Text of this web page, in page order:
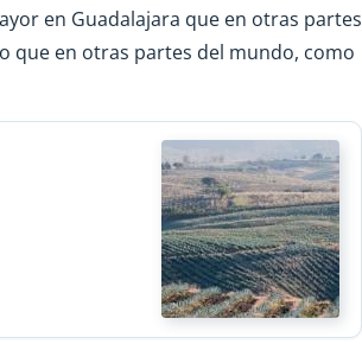
en Guadalajara que en otras partes
que en otras partes del mundo, como